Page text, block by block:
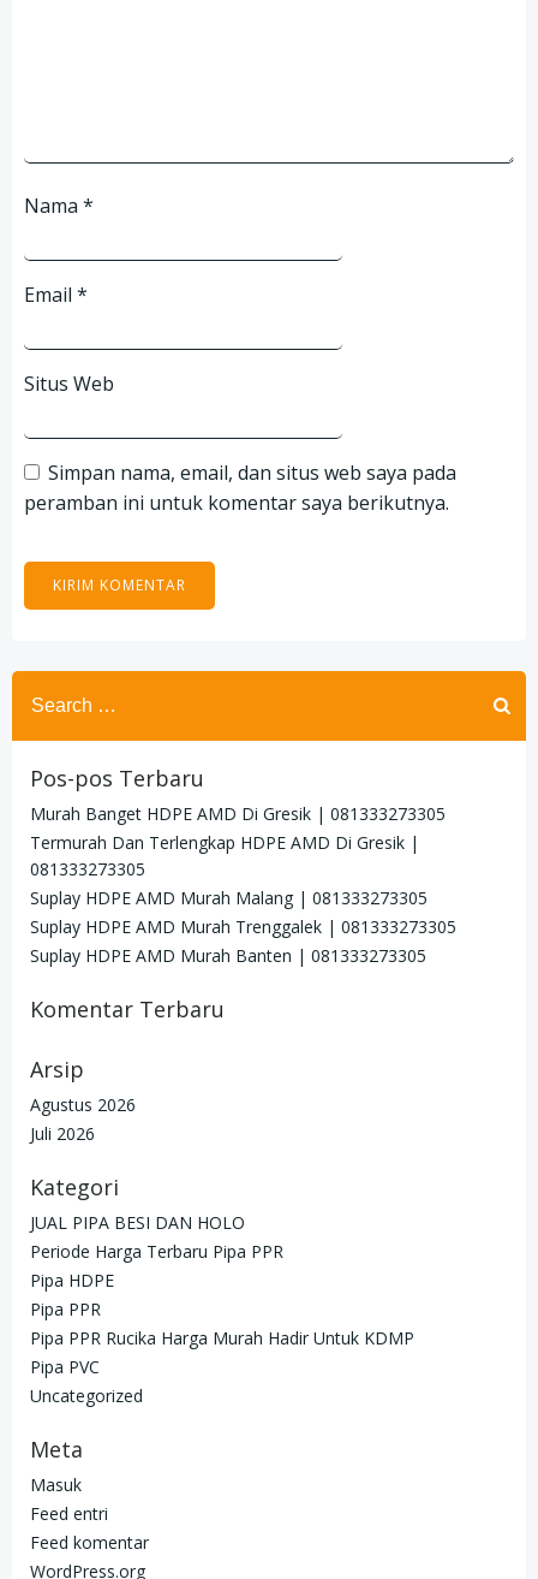
Nama *
Email *
Situs Web
Simpan nama, email, dan situs web saya pada
peramban ini untuk komentar saya berikutnya.
Search
for:
Pos-pos Terbaru
Murah Banget HDPE AMD Di Gresik | 081333273305
Termurah Dan Terlengkap HDPE AMD Di Gresik |
081333273305
Suplay HDPE AMD Murah Malang | 081333273305
Suplay HDPE AMD Murah Trenggalek | 081333273305
Suplay HDPE AMD Murah Banten | 081333273305
Komentar Terbaru
Arsip
Agustus 2026
Juli 2026
Kategori
JUAL PIPA BESI DAN HOLO
Periode Harga Terbaru Pipa PPR
Pipa HDPE
Pipa PPR
Pipa PPR Rucika Harga Murah Hadir Untuk KDMP
Pipa PVC
Uncategorized
Meta
Masuk
Feed entri
Feed komentar
WordPress.org